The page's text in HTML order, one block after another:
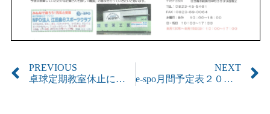
PREVIOUS
卓球定期教室休止について
NEXT
e-spo月間予定表２０２０年９月更新しました